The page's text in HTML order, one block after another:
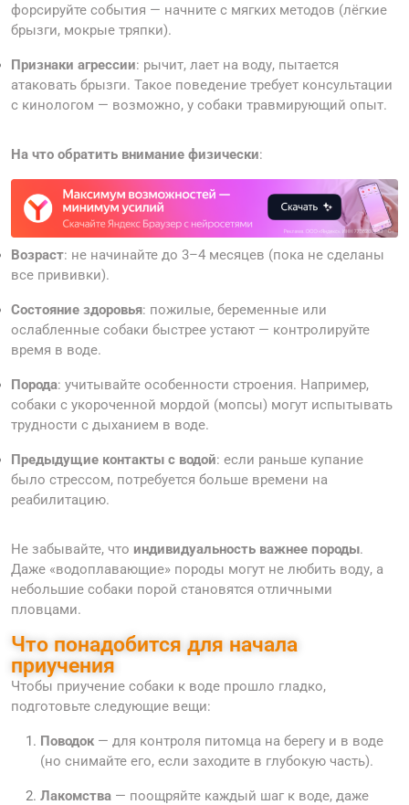
форсируйте события — начните с мягких методов (лёгкие
брызги, мокрые тряпки).
Признаки агрессии: рычит, лает на воду, пытается
атаковать брызги. Такое поведение требует консультации
с кинологом — возможно, у собаки травмирующий опыт.
На что обратить внимание физически:
Возраст: не начинайте до 3–4 месяцев (пока не сделаны
все прививки).
Состояние здоровья: пожилые, беременные или
ослабленные собаки быстрее устают — контролируйте
время в воде.
Порода: учитывайте особенности строения. Например,
собаки с укороченной мордой (мопсы) могут испытывать
трудности с дыханием в воде.
Предыдущие контакты с водой: если раньше купание
было стрессом, потребуется больше времени на
реабилитацию.
Не забывайте, что индивидуальность важнее породы.
Даже «водоплавающие» породы могут не любить воду, а
небольшие собаки порой становятся отличными
пловцами.
Что понадобится для начала
приучения
Чтобы приучение собаки к воде прошло гладко,
подготовьте следующие вещи:
Поводок — для контроля питомца на берегу и в воде
(но снимайте его, если заходите в глубокую часть).
Лакомства — поощряйте каждый шаг к воде, даже